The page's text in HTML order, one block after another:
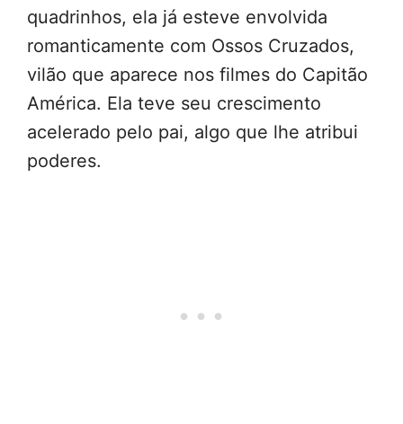
quadrinhos, ela já esteve envolvida
romanticamente com Ossos Cruzados,
vilão que aparece nos filmes do Capitão
América. Ela teve seu crescimento
acelerado pelo pai, algo que lhe atribui
poderes.